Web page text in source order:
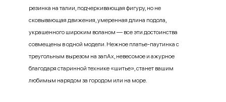
резинка на талии, подчеркивающая фигуру, но не
сковывающая движения, умеренная длина подола,
украшенного широким воланом — все эти достоинства
совмещены в одной модели. Нежное платье-паутинка с
треугольным вырезом на запАх, невесомое и ажурное
благодаря старинной технике «шитье», станет вашим
любимым нарядом за городом или на море.